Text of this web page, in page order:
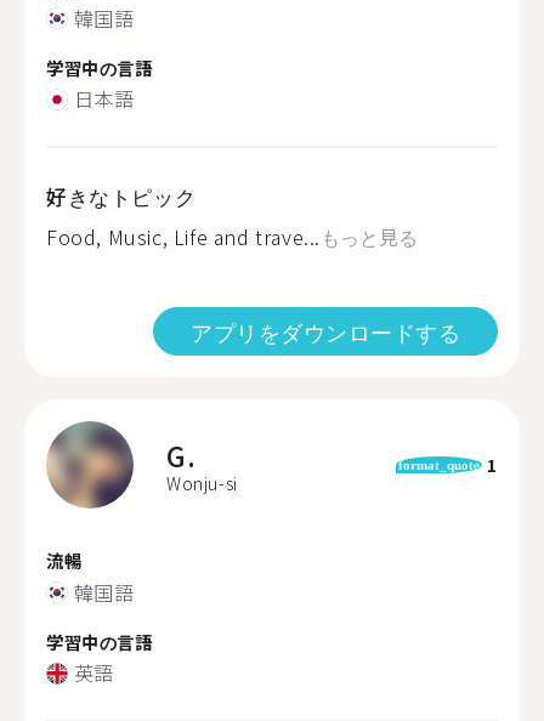
韓国語
学習中の言語
日本語
好きなトピック
Food, Music, Life and trave... もっと見る
アプリをダウンロードする
G.
Wonju-si
format_quote 1
流暢
韓国語
学習中の言語
英語